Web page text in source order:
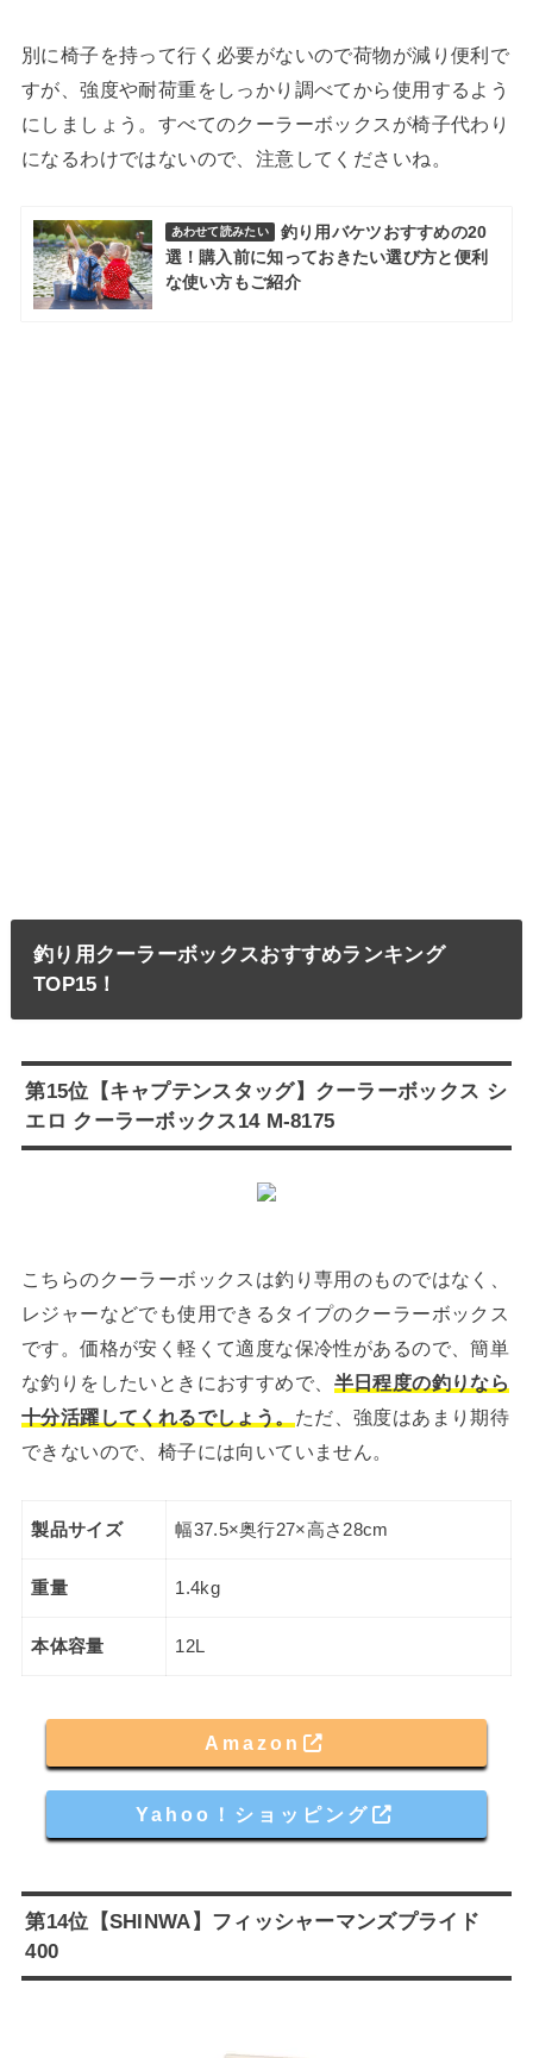
別に椅子を持って行く必要がないので荷物が減り便利で
すが、強度や耐荷重をしっかり調べてから使用するよう
にしましょう。すべてのクーラーボックスが椅子代わり
になるわけではないので、注意してくださいね。
あわせて読みたい
釣り用バケツおすすめの20
選！購入前に知っておきたい選び方と便利
な使い方もご紹介
釣り用クーラーボックスおすすめランキング
TOP15！
第15位【キャプテンスタッグ】クーラーボックス シ
エロ クーラーボックス14 M-8175
こちらのクーラーボックスは釣り専用のものではなく、
レジャーなどでも使用できるタイプのクーラーボックス
です。価格が安く軽くて適度な保冷性があるので、簡単
な釣りをしたいときにおすすめで、 半日程度の釣りなら
十分活躍してくれるでしょう。 ただ、強度はあまり期待
できないので、椅子には向いていません。
製品サイズ 幅37.5×奥行27×高さ28cm
重量 1.4kg
本体容量 12L
Amazon
Yahoo！ショッピング
第14位【SHINWA】フィッシャーマンズプライド
400